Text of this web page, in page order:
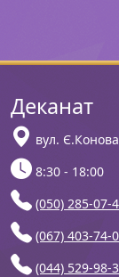
Деканат
вул.
8:30 - 18:00
(050) 285-07-
(067) 403-74-
(044) 529-98-